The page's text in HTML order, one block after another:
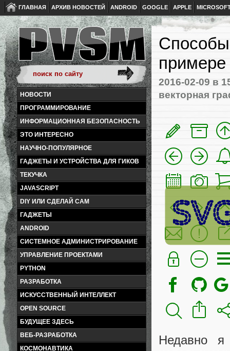
ГЛАВНАЯ АРХИВ НОВОСТЕЙ ANDROID GOOGLE APPLE
НОВОСТИ
ПРОГРАММИРОВАНИЕ
ИНФОРМАЦИОННАЯ БЕЗОПАСНОСТЬ
ЭТО ИНТЕРЕСНО
НАУЧНО-ПОПУЛЯРНОЕ
ГАДЖЕТЫ И УСТРОЙСТВА ДЛЯ ГИКОВ
ТЕКУЧКА
JAVASCRIPT
DIY ИЛИ СДЕЛАЙ САМ
ГАДЖЕТЫ
ANDROID
СИСТЕМНОЕ АДМИНИСТРИРОВАНИЕ
УПРАВЛЕНИЕ ПРОЕКТАМИ
PYTHON
РАЗРАБОТКА
ИСКУССТВЕННЫЙ ИНТЕЛЛЕКТ
OPEN SOURCE
БУДУЩЕЕ ЗДЕСЬ
ВЕБ-РАЗРАБОТКА
КОСМОНАВТИКА
Способы
примере
2016-02-09 в
векторная
Недавно я